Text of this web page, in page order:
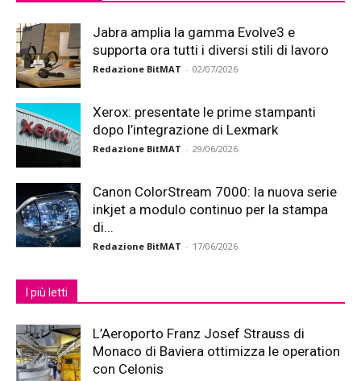
Jabra amplia la gamma Evolve3 e
supporta ora tutti i diversi stili di lavoro
Redazione BitMAT - 02/07/2026
Xerox: presentate le prime stampanti
dopo l’integrazione di Lexmark
Redazione BitMAT - 29/06/2026
Canon ColorStream 7000: la nuova serie
inkjet a modulo continuo per la stampa
di...
Redazione BitMAT - 17/06/2026
I più letti
L’Aeroporto Franz Josef Strauss di
Monaco di Baviera ottimizza le operation
con Celonis